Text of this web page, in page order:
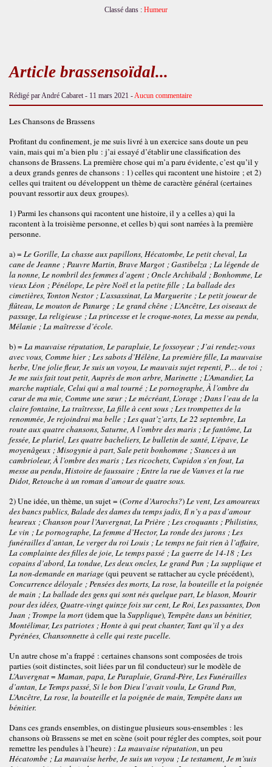
Classé dans : Humeur
Article brassensoïdal...
Rédigé par André Cabaret - 11 mars 2021 -Aucun commentaire
Les Chansons de Brassens
Profitant du confinement, je me suis livré à un exercice sans doute un peu
vain, mais qui m’a bien plu : j’ai essayé d’établir une classification des
chansons de Brassens. La première chose qui m’a paru évidente, c’est qu’il y
a deux grands genres de chansons : 1) celles qui racontent une histoire ; et 2)
celles qui traitent ou développent un thème de caractère général (certaines
pouvant ressortir aux deux groupes).
1) Parmi les chansons qui racontent une histoire, il y a celles a) qui la
racontent à la troisième personne, et celles b) qui sont narrées à la première
personne.
a) = Le Gorille, La chasse aux papillons, Hécatombe, Le petit cheval, La
cane de Jeanne ; Pauvre Martin, Brave Margot ; Gastibelza ; La légende de
la nonne, Le nombril des femmes d’agent ; Oncle Archibald ; Bonhomme, Le
vieux Léon ; Pénélope, Le père Noël et la petite fille ; La ballade des
cimetières, Tonton Nestor ; L’assassinat, La Marguerite ; Le petit joueur de
flûteau, Le mouton de Panurge ; Le grand chêne ; L’Ancêtre, Les oiseaux de
passage, La religieuse ; La princesse et le croque-notes, La messe au pendu,
Mélanie ; La maîtresse d’école.
b) = La mauvaise réputation, Le parapluie, Le fossoyeur ; J’ai rendez-vous
avec vous, Comme hier ; Les sabots d’Hélène, La première fille, La mauvaise
herbe, Une jolie fleur, Je suis un voyou, Le mauvais sujet repenti, P… de toi ;
Je me suis fait tout petit, Auprès de mon arbre, Marinette ; L’Amandier, La
marche nuptiale, Celui qui a mal tourné ; Le pornographe,Àl’ombre du
cœur de ma mie, Comme une sœur ; Le mécréant, L’orage ; Dans l’eau de la
claire fontaine, La traîtresse, La fille à cent sous ; Les trompettes de la
renommée, Je rejoindrai ma belle ; Les quat’z’arts, Le 22 septembre, La
route aux quatre chansons, Saturne, A l’ombre des maris ; Le fantôme, La
fessée, Le pluriel, Les quatre bacheliers, Le bulletin de santé, L’épave, Le
moyenâgeux ; Misogynie à part, Sale petit bonhomme ; Stances à un
cambrioleur,Àl’ombre des maris ; Les ricochets, Cupidon s’en fout, La
messe au pendu,Histoire de faussaire ; Entre la rue de Vanves et la rue
Didot, Retouche à un roman d’amour de quatre sous.
2) Une idée, un thème, un sujet = (Corne d’Aurochs?)Le vent, Les amoureux
des bancs publics, Balade des dames du temps jadis, Il n’y a pas d’amour
heureux ; Chanson pour l’Auvergnat, La Prière ; Les croquants ; Philistins,
Le vin ; Le pornographe, La femme d’Hector, La ronde des jurons ; Les
funérailles d’antan, Le verger du roi Louis ; Le temps ne fait rien à l’affaire,
La complainte des filles de joie, Le temps passé ; La guerre de 14-18 ; Les
copains d’abord, La tondue, Les deux oncles, Le grand Pan ; La supplique et
La non-demande en mariage(qui peuvent se rattacher au cycle précédent),
Concurrence déloyale ; Pensées des morts, La rose, la bouteille et la poignée
de main ; La ballade des gens qui sont nés quelque part, Le blason, Mourir
pour des idées, Quatre-vingt quinze fois sur cent, Le Roi, Les passantes, Don
Juan ; Trompe la mort(idem que laSupplique), Tempête dans un bénitier,
Montélimar, Les patriotes ; Honte à qui peut chanter, Tant qu’il y a des
Pyrénées, Chansonnette à celle qui reste pucelle.
Un autre chose m’a frappé : certaines chansons sont composées de trois
parties (soit distinctes, soit liées par un fil conducteur) sur le modèle de
L’Auvergnat= Maman, papa, Le Parapluie, Grand-Père, Les Funérailles
d’antan, Le Temps passé, Si le bon Dieu l’avait voulu, Le Grand Pan,
L’Ancêtre, La rose, la bouteille et la poignée de main, Tempête dans un
bénitier.
Dans ces grands ensembles, on distingue plusieurs sous-ensembles : les
chansons où Brassens se met en scène (soit pour régler des comptes, soit pour
remettre les pendules à l’heure) : La mauvaise réputation, un peu
Hécatombe ;La mauvaise herbe, Je suis un voyou ; Le testament, Je m’suis